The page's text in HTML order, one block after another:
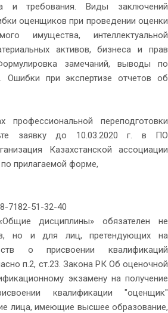
и требования. Виды заключений
оценщиков при проведении оценки
имущества, интеллектуальной
активов, бизнеса и прав
замечаний, выводы по
Ошибки при экспертизе отчетов об
переподготовки
заявку до 10.03.2020 г. в ПО
Казахстанской ассоциации
прилагаемой форме,
7182-51-32-40
дисциплины» обязателен не
но и для лиц, претендующих на
о присвоении квалификаций
п.2, ст.23. Закона РК Об оценочной
экзамену на получение
квалификации "оценщик"
лица, имеющие высшее образование,